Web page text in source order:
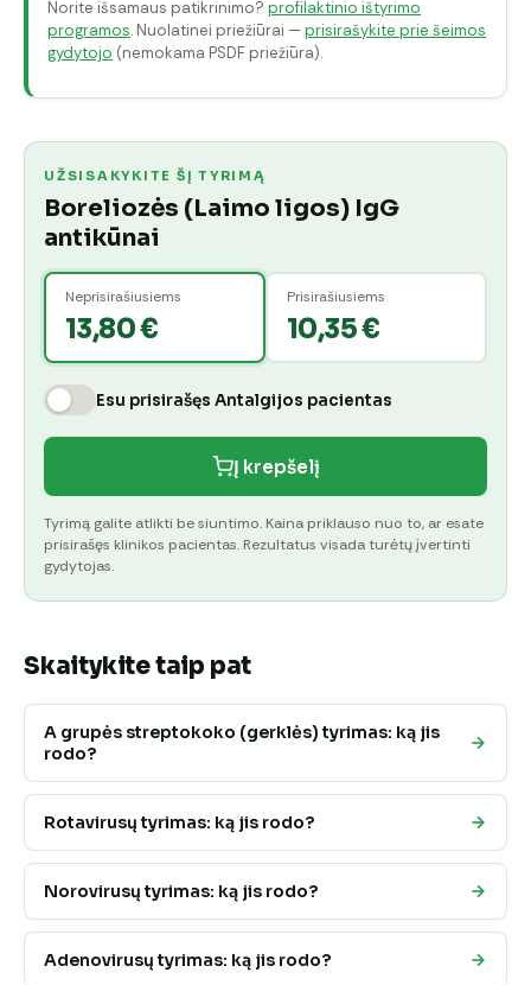
Norite išsamaus patikrinimo? profilaktinio ištyrimo
programos. Nuolatinei priežiūrai —prisirašykite prie šeimos
gydytojo (nemokama PSDF priežiūra).
UŽSISAKYKITE ŠĮ TYRIMĄ
Boreliozės (Laimo ligos) IgG
antikūnai
Neprisirašiusiems
13,80 €
Prisirašiusiems
10,35 €
Esu prisirašęs Antalgijos pacientas
Į krepšelį
Tyrimą galite atlikti be siuntimo. Kaina priklauso nuo to, ar esate
prisirašęs klinikos pacientas. Rezultatus visada turėtų įvertinti
gydytojas.
Skaitykite taip pat
A grupės streptokoko (gerklės) tyrimas: ką jis
rodo?
Rotavirusų tyrimas: ką jis rodo?
Norovirusų tyrimas: ką jis rodo?
Adenovirusų tyrimas: ką jis rodo?